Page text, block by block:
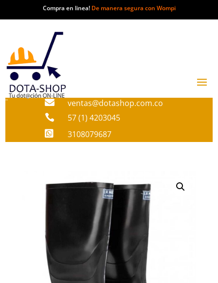
Compra en linea! De manera segura con Wompi
 ventas@dotashop.com.co
 57 (1) 4203045
 3108079687